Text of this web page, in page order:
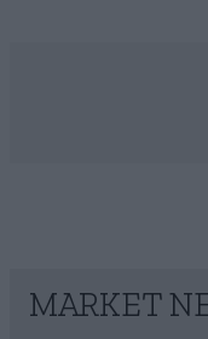
MARKET